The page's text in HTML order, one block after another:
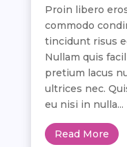
Proin libero
commodo
tincidunt risus
Nullam quis
pretium lacus
ultrices nec.
eu nisi in nulla...
Read More